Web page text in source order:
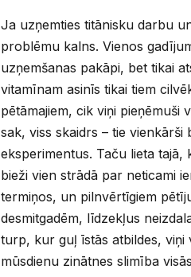
Ja uzņemties titānisku darbu
problēmu kalns. Vienos
uzņemšanas pakāpi, bet tikai
vitamīnam asinīs tikai tiem
pētāmajiem, cik viņi
sak, viss skaidrs – tie
eksperimentus. Taču lieta tajā,
bieži vien strādā par neticami
termiņos, un pilnvērtīgiem
desmitgadēm, līdzekļus
turp, kur guļ īstās atbildes,
mūsdienu zinātnes slimība